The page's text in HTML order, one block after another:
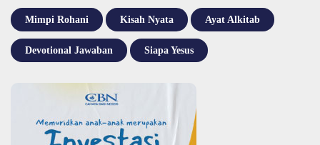
Mimpi Rohani Kisah Nyata Ayat Alkitab
Devotional Jawaban Siapa Yesus